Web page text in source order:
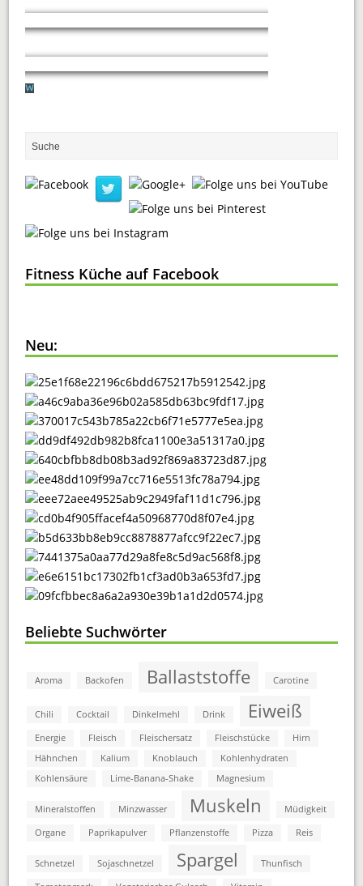
Fitness Küche auf Facebook
Neu:
Beliebte Suchwörter
Aroma Backofen Ballaststoffe Carotine
Chili Cocktail Dinkelmehl Drink Eiweiß
Energie Fleisch Fleischersatz Fleischstücke
Hirn
Hähnchen
Kalium Knoblauch
Kohlenhydraten
Kohlensäure
Lime-Banana-Shake Magnesium
Mineralstoffen Minzwasser Muskeln Müdigkeit
Organe Paprikapulver Pflanzenstoffe Pizza Reis
Schnetzel Sojaschnetzel Spargel Thunfisch